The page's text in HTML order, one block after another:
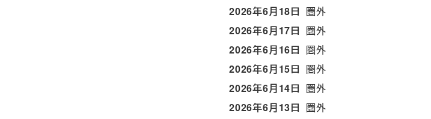
2026年6月18日 圏外
2026年6月17日 圏外
2026年6月16日 圏外
2026年6月15日 圏外
2026年6月14日 圏外
2026年6月13日 圏外